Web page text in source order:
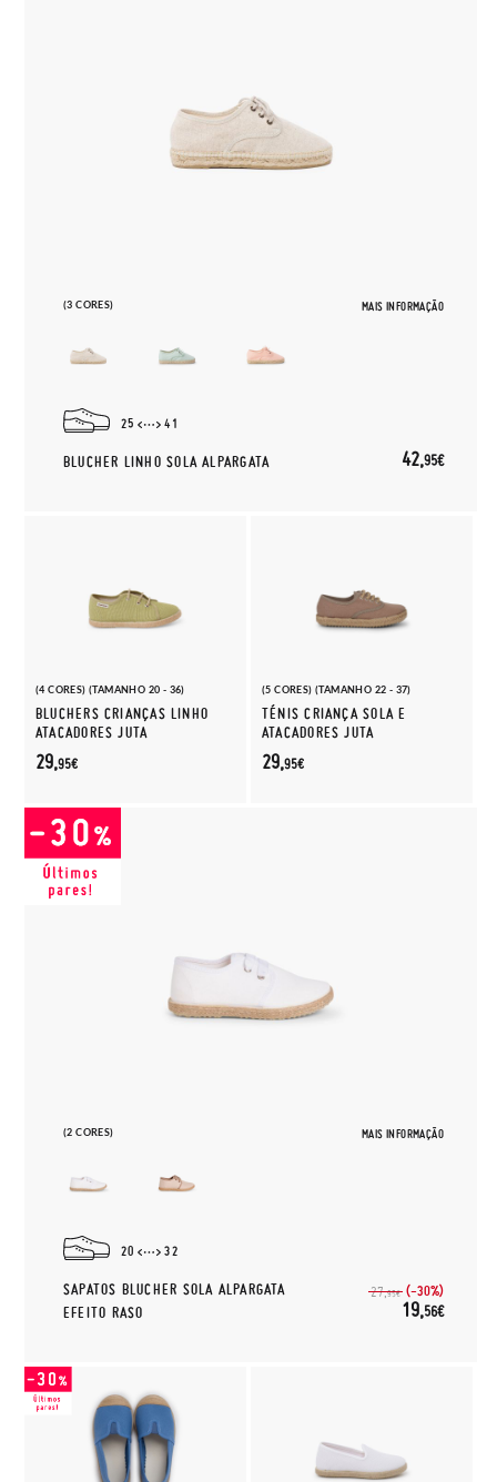
(3 CORES) MAIS INFORMAÇÃO
25 41
BLUCHER LINHO SOLA ALPARGATA 42,95€
(4 CORES) (TAMANHO 20 - 36)
BLUCHERS CRIANÇAS LINHO
ATACADORES JUTA
29,95€
(5 CORES) (TAMANHO 22 - 37)
TÉNIS CRIANÇA SOLA E
ATACADORES JUTA
29,95€
(2 CORES) MAIS INFORMAÇÃO
20 32
SAPATOS BLUCHER SOLA ALPARGATA
EFEITO RASO
27,95€ (-30%)
19,56€